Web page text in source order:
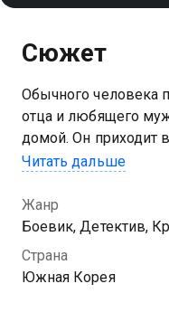
Сюжет
Обычного человека
отца и любящего
домой. Он приходит
представляющем
Читать дальше
Жанр
Боевик, Детектив,
Страна
Южная Корея